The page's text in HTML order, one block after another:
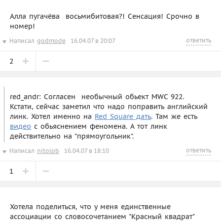
Алла пугачёва  восьмибитовая?! Сенсация! Срочно в
номер!
Написал godmode 16.04.07 в 20:07 ответить
2
red_andr: Согласен  необычный обьект MWC 922.
Кстати, сейчас заметил что надо поправить английский
линк. Хотел именно на Red Square дать. Там же есть
видео с обьяснением феномена. А тот линк
действительно на "прямоугольник".
Написал nitolob 16.04.07 в 18:10 ответить
1
Хотела поделиться, что у меня единственные
ассоциации со словосочетанием "Красный квадрат" 